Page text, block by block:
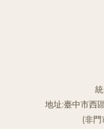
地址:臺中市西
(非